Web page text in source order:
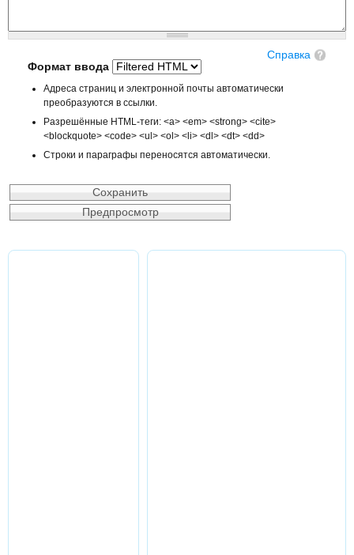
Справка
Формат ввода
Адреса страниц и электронной почты автоматически
преобразуются в ссылки.
Разрешённые HTML-теги: <a> <em> <strong> <cite>
<blockquote> <code> <ul> <ol> <li> <dl> <dt> <dd>
Строки и параграфы переносятся автоматически.